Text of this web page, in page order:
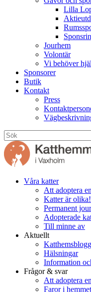
Lilla
Jourhem
Volontär
Vi behöver
Sponsorer
Butik
Kontakt
Press
Våra katter
Att adoptera
Katter är olika!
Permanent
Adopterade
Till minne av
Aktuellt
Hälsningar
Information
Frågor & svar
Att adoptera
Faror i hemmet